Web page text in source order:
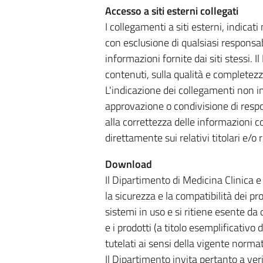
Accesso a siti esterni collegati
I collegamenti a siti esterni,
con esclusione di qualsiasi
informazioni fornite dai siti stessi.
contenuti, sulla qualità e
L'indicazione dei collegamenti non
approvazione o condivisione di
alla correttezza delle informazioni
direttamente sui relativi titolari e/o
Download
Il Dipartimento di Medicina Clinica
la sicurezza e la compatibilità dei
sistemi in uso e si ritiene esente
e i prodotti (a titolo esemplificativo
tutelati ai sensi della vigente
Il Dipartimento invita pertanto a